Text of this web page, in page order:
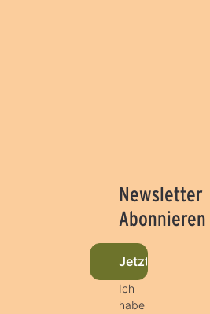
Newsletter
Abonnieren
Jetzt beim
Ich
habe